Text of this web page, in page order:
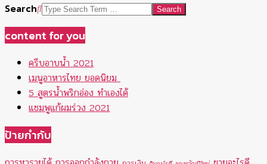
Search
content for you
ครีบอาบน้ำ 2021
เมนูอาหารไทย ยอดนิยม
5 สูตรน้ำพริกอ่อง ทำเองได้
แชมพูแก้ผมร่วง 2021
ป้ายกำกับ